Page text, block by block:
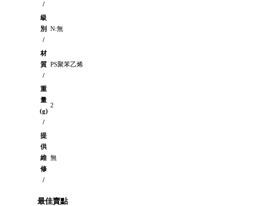
/
級
別
/
N:無
材
質
/
PS聚苯乙烯
重
量
(g)
/
2
提
供
維
修
/
無
最佳賣點